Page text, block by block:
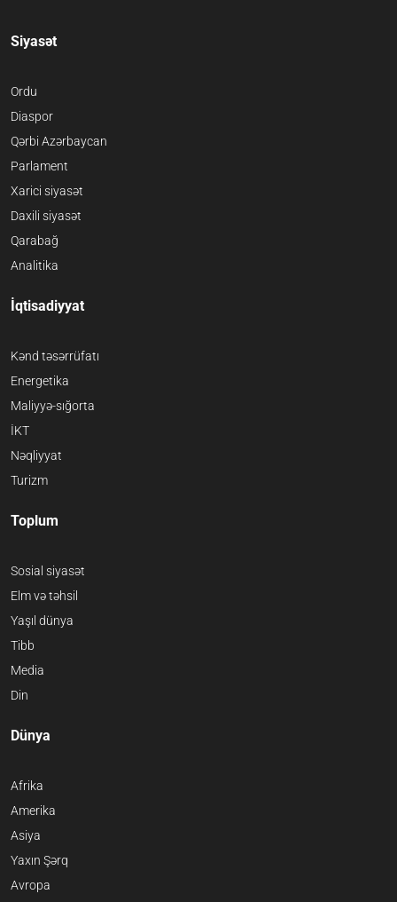
Siyasət
Ordu
Diaspor
Qərbi Azərbaycan
Parlament
Xarici siyasət
Daxili siyasət
Qarabağ
Analitika
İqtisadiyyat
Kənd təsərrüfatı
Energetika
Maliyyə-sığorta
İKT
Nəqliyyat
Turizm
Toplum
Sosial siyasət
Elm və təhsil
Yaşıl dünya
Tibb
Media
Din
Dünya
Afrika
Amerika
Asiya
Yaxın Şərq
Avropa